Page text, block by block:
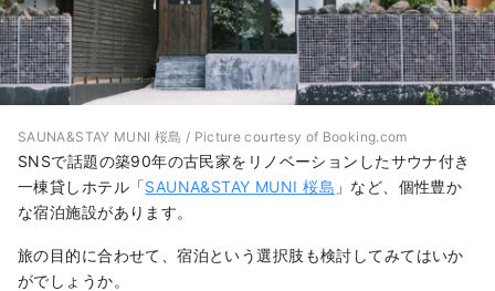
SAUNA&STAY MUNI 桜島 / Picture courtesy of Booking.com
SNSで話題の築90年の古民家をリノベーションしたサウナ付き
一棟貸しホテル「SAUNA&STAY MUNI 桜島 」など、個性豊か
な宿泊施設があります。
旅の目的に合わせて、宿泊という選択肢も検討してみてはいか
がでしょうか。